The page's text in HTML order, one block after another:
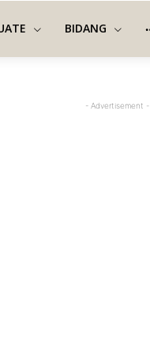
BIDANG
- Advertisement -